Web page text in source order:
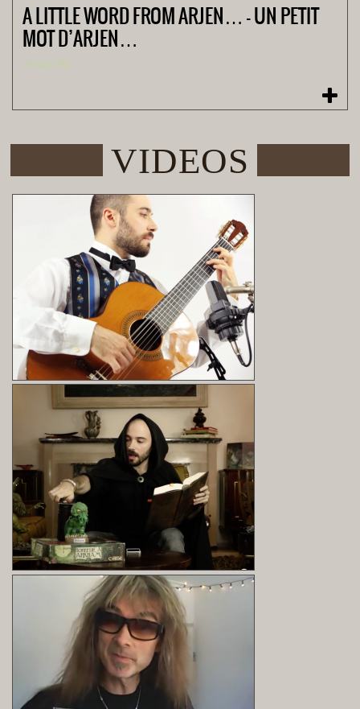
A LITTLE WORD FROM ARJEN… – UN PETIT
MOT D’ARJEN…
26 mars 2015
VIDEOS